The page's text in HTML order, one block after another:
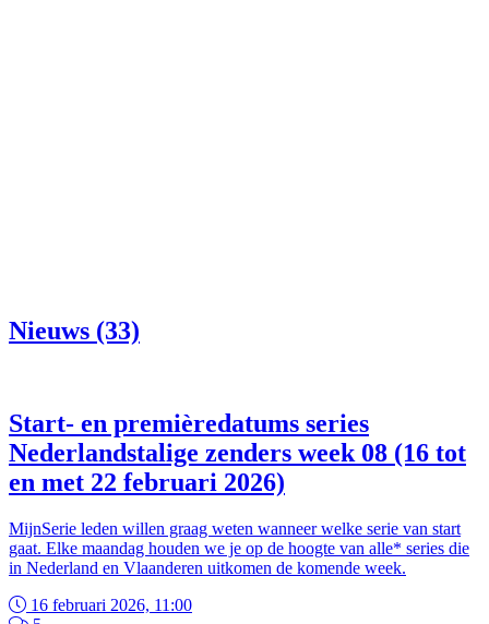
Nieuws (33)
Start- en premièredatums series
Nederlandstalige zenders week 08 (16 tot
en met 22 februari 2026)
MijnSerie leden willen graag weten wanneer welke serie van start
gaat. Elke maandag houden we je op de hoogte van alle* series die
in Nederland en Vlaanderen uitkomen de komende week.
16 februari 2026, 11:00